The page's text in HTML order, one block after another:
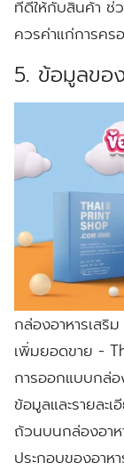
ที่ดีให้กับสินค้า ช่
ควรค่าแก่การคร
5. ข้อมูลข
กล่องอาหารเสริ
เพิ่มยอดขาย -
การออกแบบกล่อ
ข้อมูลและรายละ
ถ้วนบนกล่องอาห
ประกอบของอา